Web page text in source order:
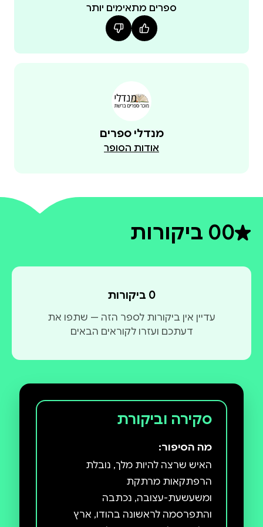
ספרים מתאימים יותר
מנדלי ספרים
אודות הסופר
0דירוג ממוצע 0 מתוך 5
0 ביקורות
0 ביקורות
עדיין אין ביקורות לספר הזה — שתפו את
דעתכם ועזרו לקוראים הבאים
סקירה וביקורת
מה הסיפור:
האיש שרצה להיות מלך, נובלת
הרפתקאות מרתקת
ומשעשעת-עצובה, נכתבה
והתפרסמה לראשונה בהודו, ארץ